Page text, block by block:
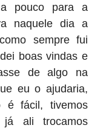
pouco para a
naquele dia a
sempre fui
boas vindas e
de algo na
eu o ajudaria,
é fácil, tivemos
ali trocamos